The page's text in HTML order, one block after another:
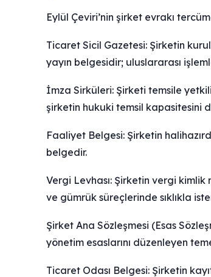
Eylül Çeviri’nin şirket evrakı
Ticaret Sicil Gazetesi: Şirketin
yayın belgesidir; uluslararası
İmza Sirküleri: Şirketi temsile
şirketin hukuki temsil kapasitesini
Faaliyet Belgesi: Şirketin
belgedir.
Vergi Levhası: Şirketin vergi kimlik
ve gümrük süreçlerinde sıklıkla
Şirket Ana Sözleşmesi (Esas
yönetim esaslarını düzenleyen
Ticaret Odası Belgesi: Şirketin